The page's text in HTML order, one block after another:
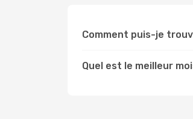
Comment puis-je
Quel est le meilleur